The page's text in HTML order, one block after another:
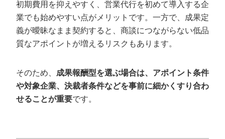
初期費用を抑えやすく、営業代行を初めて導入する企
業でも始めやすい点がメリットです。一方で、成果定
義が曖昧なまま契約すると、商談につながらない低品
質なアポイントが増えるリスクもあります。
そのため、 成果報酬型を選ぶ場合は、アポイント条件
や対象企業、決裁者条件などを事前に細かくすり合わ
せることが重要です。